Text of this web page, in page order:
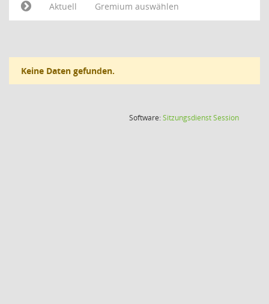
Aktuell
Gremium auswählen
Keine Daten gefunden.
Software:SitzungsdienstSession(Wird in